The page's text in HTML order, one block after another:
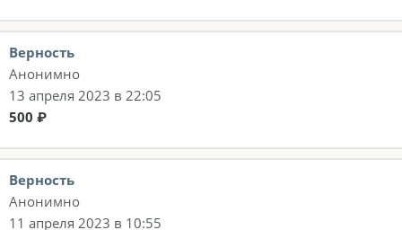
Верность
Анонимно
13 апреля 2023 в 22:05
500 ₽
Верность
Анонимно
11 апреля 2023 в 10:55